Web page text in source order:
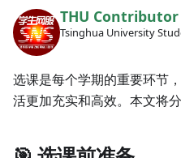
THU Contributor
Tsinghua University
选课是每个学期的重要环节
活更加充实和高效。本文将